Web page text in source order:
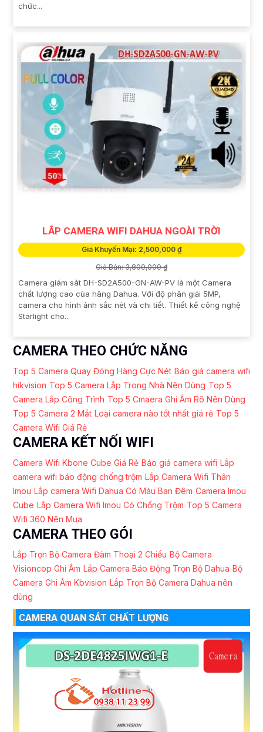
chức...
LẮP CAMERA WIFI DAHUA NGOÀI TRỜI
Giá Khuyến Mại: 2,500,000 ₫
Giá Bán: 3,800,000 ₫
Camera giám sát DH-SD2A500-GN-AW-PV là một Camera
chất lượng cao của hãng Dahua. Với độ phân giải 5MP,
camera cho hình ảnh sắc nét và chi tiết. Thiết kế công nghệ
Starlight cho...
CAMERA THEO CHỨC NĂNG
Top 5 Camera Quay Đóng Hàng Cực Nét Báo giá camera wifi
hikvision Top 5 Camera Lắp Trong Nhà Nên Dùng Top 5
Camera Lắp Công Trình Top 5 Cmaera Ghi Âm Rõ Nên Dùng
Top 5 Camera 2 Mắt Loại camera nào tốt nhất giá rẻ Top 5
Camera Wifi Giá Rẻ
CAMERA KẾT NỐI WIFI
Camera Wifi Kbone Cube Giá Rẻ Báo giá camera wifi Lắp
camera wifi báo động chống trộm Lắp Camera Wifi Thân
Imou Lắp camera Wifi Dahua Có Màu Ban Đêm Camera Imou
Cube Lắp Camera Wifi Imou Có Chống Trộm Top 5 Camera
Wifi 360 Nên Mua
CAMERA THEO GÓI
Lắp Trọn Bộ Camera Đàm Thoại 2 Chiều Bộ Camera
Visioncop Ghi Âm Lắp Camera Báo Động Trọn Bộ Dahua Bộ
Camera Ghi Âm Kbvision Lắp Trọn Bộ Camera Dahua nên
dùng
CAMERA QUAN SÁT CHẤT LƯỢNG